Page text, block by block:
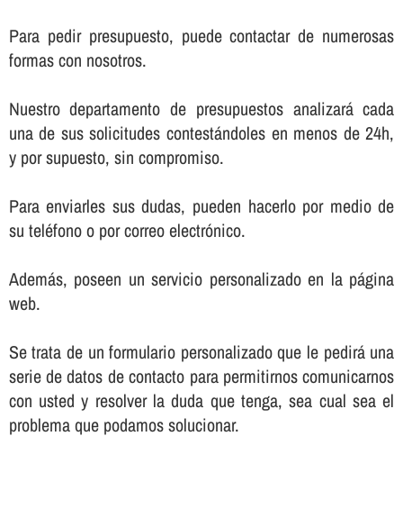
Para pedir presupuesto, puede contactar de numerosas
formas con nosotros.
Nuestro departamento de presupuestos analizará cada
una de sus solicitudes contestándoles en menos de 24h,
y por supuesto, sin compromiso.
Para enviarles sus dudas, pueden hacerlo por medio de
su teléfono o por correo electrónico.
Además, poseen un servicio personalizado en la página
web.
Se trata de un formulario personalizado que le pedirá una
serie de datos de contacto para permitirnos comunicarnos
con usted y resolver la duda que tenga, sea cual sea el
problema que podamos solucionar.